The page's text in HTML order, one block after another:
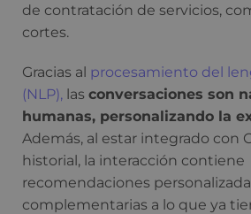
de contratación de servicios,
cortes.
Gracias al procesamiento del
(NLP), las conversaciones son
humanas, personalizando la
Además, al estar integrado con
historial, la interacción contiene
recomendaciones
complementarias a lo que ya